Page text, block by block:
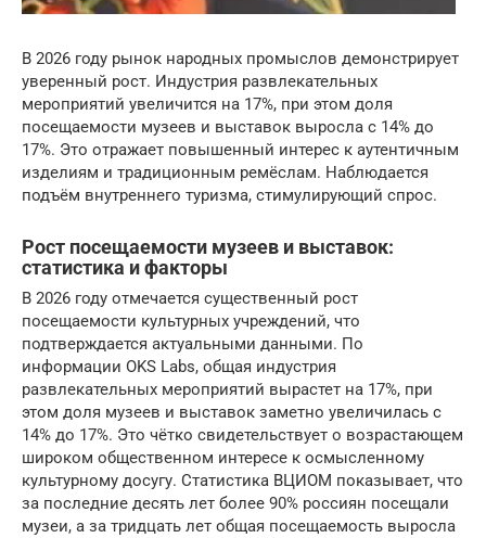
В 2026 году рынок народных промыслов демонстрирует
уверенный рост. Индустрия развлекательных
мероприятий увеличится на 17%, при этом доля
посещаемости музеев и выставок выросла с 14% до
17%. Это отражает повышенный интерес к аутентичным
изделиям и традиционным ремёслам. Наблюдается
подъём внутреннего туризма, стимулирующий спрос.
Рост посещаемости музеев и выставок:
статистика и факторы
В 2026 году отмечается существенный рост
посещаемости культурных учреждений, что
подтверждается актуальными данными. По
информации OKS Labs, общая индустрия
развлекательных мероприятий вырастет на 17%, при
этом доля музеев и выставок заметно увеличилась с
14% до 17%. Это чётко свидетельствует о возрастающем
широком общественном интересе к осмысленному
культурному досугу. Статистика ВЦИОМ показывает, что
за последние десять лет более 90% россиян посещали
музеи, а за тридцать лет общая посещаемость выросла